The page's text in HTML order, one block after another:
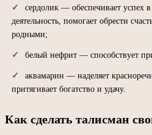
сердолик — обеспечивает успех
деятельность, помогает обрести
родными;
белый нефрит — способствует
аквамарин — наделяет
притягивает богатство и удачу.
Как сделать талисман